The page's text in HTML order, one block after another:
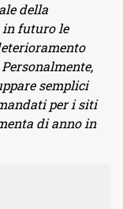
della
in futuro le
semplici
per i siti
di anno in